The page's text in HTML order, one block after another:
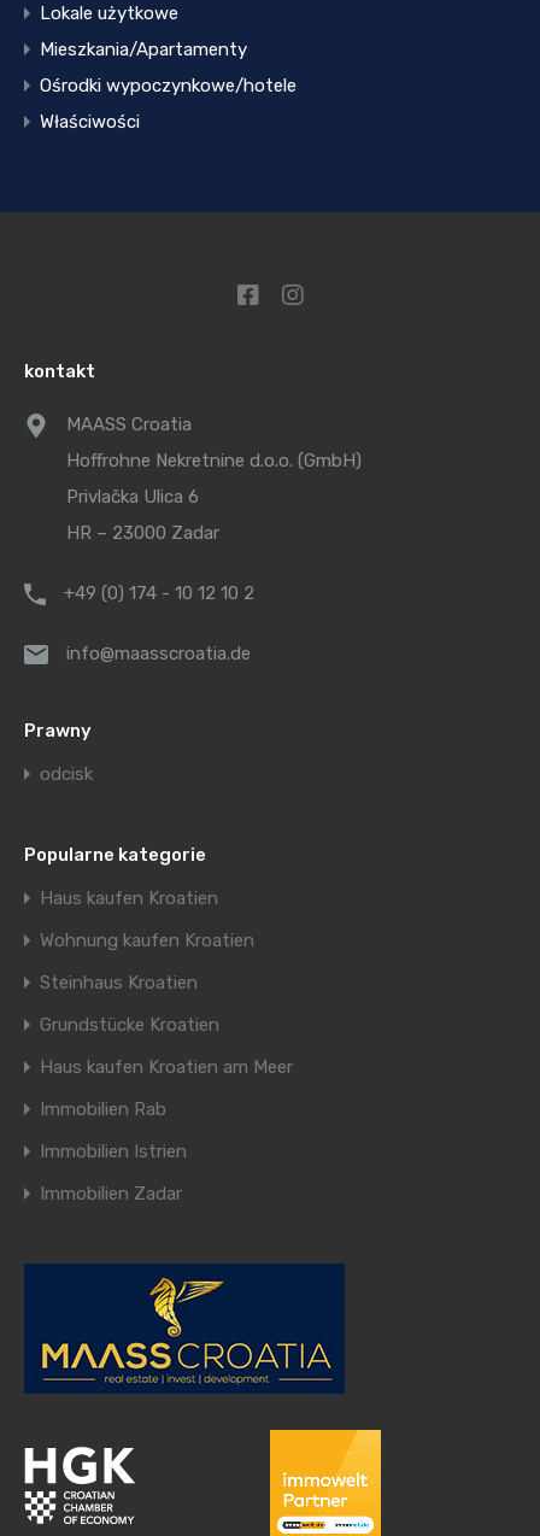
Lokale użytkowe
Mieszkania/Apartamenty
Ośrodki wypoczynkowe/hotele
Właściwości
kontakt
MAASS Croatia
Hoffrohne Nekretnine d.o.o. (GmbH)
Privlačka Ulica 6
HR – 23000 Zadar
+49 (0) 174 - 10 12 10 2
info@maasscroatia.de
Prawny
odcisk
Popularne kategorie
Haus kaufen Kroatien
Wohnung kaufen Kroatien
Steinhaus Kroatien
Grundstücke Kroatien
Haus kaufen Kroatien am Meer
Immobilien Rab
Immobilien Istrien
Immobilien Zadar